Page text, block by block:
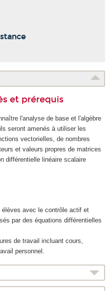
et prérequis
l'analyse de base et l'algèbre
seront amenés à utiliser les
vectorielles, de nombres
et valeurs propres de matrices
différentielle linéaire scalaire
avec le contrôle actif et
par des équations différentielles
de travail incluant cours,
personnel.